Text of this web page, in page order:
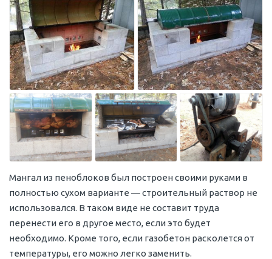
Мангал из пеноблоков был построен своими руками в
полностью сухом варианте — строительный раствор не
использовался. В таком виде не составит труда
перенести его в другое место, если это будет
необходимо. Кроме того, если газобетон расколется от
температуры, его можно легко заменить.